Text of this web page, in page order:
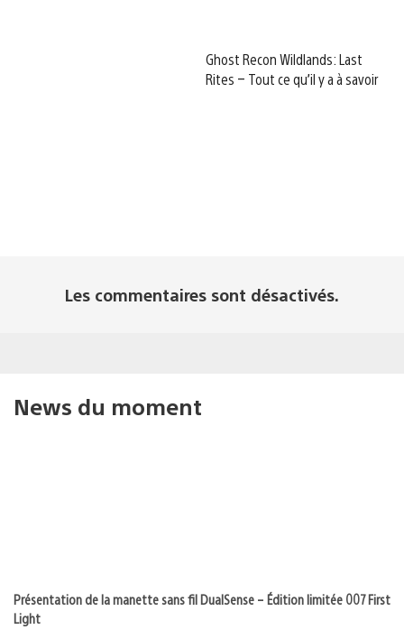
Ghost Recon Wildlands: Last
Rites – Tout ce qu’il y a à savoir
Les commentaires sont désactivés.
News du moment
Présentation de la manette sans fil DualSense – Édition limitée 007 First
Light